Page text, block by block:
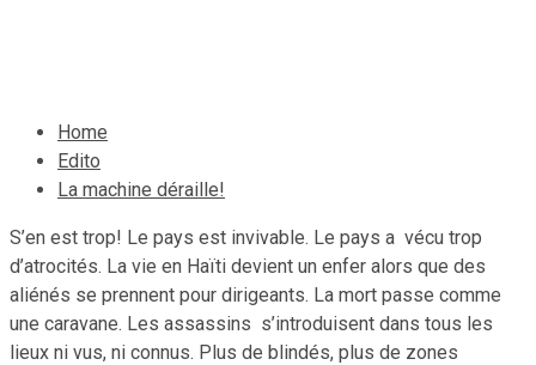
Home
Edito
La machine déraille!
S’en est trop! Le pays est invivable. Le pays a vécu trop
d’atrocités. La vie en Haïti devient un enfer alors que des
aliénés se prennent pour dirigeants. La mort passe comme
une caravane. Les assassins s’introduisent dans tous les
lieux ni vus, ni connus. Plus de blindés, plus de zones